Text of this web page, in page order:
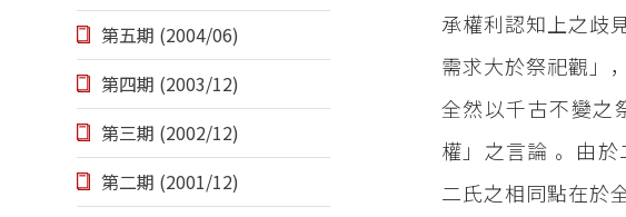
第五期 (2004/06)
第四期 (2003/12)
第三期 (2002/12)
第二期 (2001/12)
承權利認知上之歧
需求大於祭祀觀」
全然以千古不變之
權」之言論 。由
二氏之相同點在於